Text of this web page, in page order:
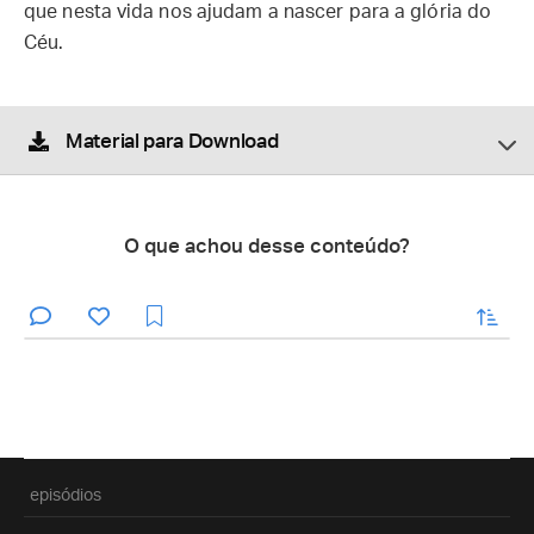
que nesta vida nos ajudam a nascer para a glória do
Céu.
Material para Download
O que achou desse conteúdo?
enviar
episódios